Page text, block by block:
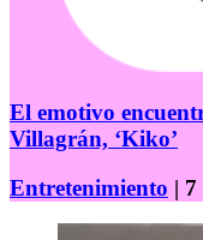
El emotivo
Villagrán, ‘Kiko’
Entretenimiento |